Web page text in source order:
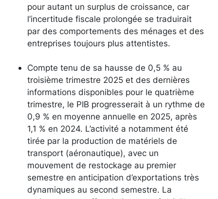
pour autant un surplus de croissance, car
l’incertitude fiscale prolongée se traduirait
par des comportements des ménages et des
entreprises toujours plus attentistes.
Compte tenu de sa hausse de 0,5 % au
troisième trimestre 2025 et des dernières
informations disponibles pour le quatrième
trimestre, le PIB progresserait à un rythme de
0,9 % en moyenne annuelle en 2025, après
1,1 % en 2024. L’activité a notamment été
tirée par la production de matériels de
transport (aéronautique), avec un
mouvement de restockage au premier
semestre en anticipation d’exportations très
dynamiques au second semestre. La